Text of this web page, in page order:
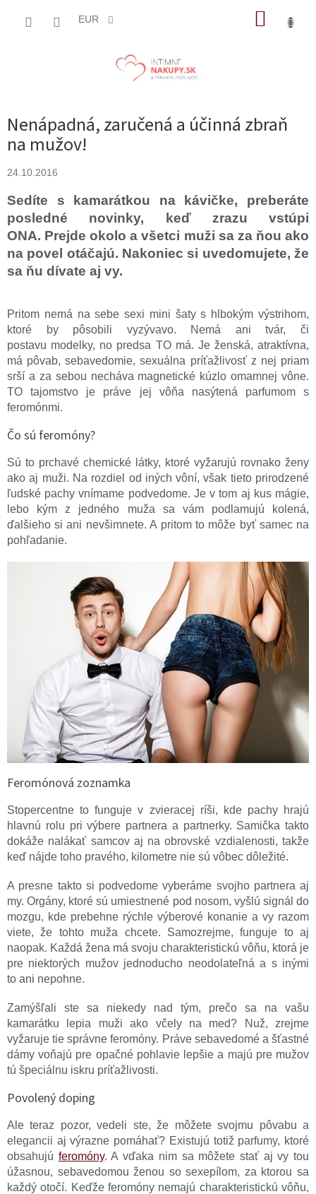
EUR
Nenápadná, zaručená a účinná zbraň
na mužov!
24.10.2016
Sedíte s kamarátkou na kávičke, preberáte
posledné novinky, keď zrazu vstúpi
ONA. Prejde okolo a všetci muži sa za ňou ako
na povel otáčajú. Nakoniec si uvedomujete, že
sa ňu dívate aj vy.
Pritom nemá na sebe sexi mini šaty s hlbokým výstrihom,
ktoré by pôsobili vyzývavo. Nemá ani tvár, či
postavu modelky, no predsa TO má. Je ženská, atraktívna,
má pôvab, sebavedomie, sexuálna príťažlivosť z nej priam
srší a za sebou necháva magnetické kúzlo omamnej vône.
TO tajomstvo je práve jej vôňa nasýtená parfumom s
feromónmi.
Čo sú feromóny?
Sú to prchavé chemické látky, ktoré vyžarujú rovnako ženy
ako aj muži. Na rozdiel od iných vôní, však tieto prirodzené
ľudské pachy vnímame podvedome. Je v tom aj kus mágie,
lebo kým z jedného muža sa vám podlamujú kolená,
ďalšieho si ani nevšimnete. A pritom to môže byť samec na
pohľadanie.
Feromónová zoznamka
Stopercentne to funguje v zvieracej ríši, kde pachy hrajú
hlavnú rolu pri výbere partnera a partnerky. Samička takto
dokáže nalákať samcov aj na obrovské vzdialenosti, takže
keď nájde toho pravého, kilometre nie sú vôbec dôležité.
A presne takto si podvedome vyberáme svojho partnera aj
my. Orgány, ktoré sú umiestnené pod nosom, vyšlú signál do
mozgu, kde prebehne rýchle výberové konanie a vy razom
viete, že tohto muža chcete. Samozrejme, funguje to aj
naopak. Každá žena má svoju charakteristickú vôňu, ktorá je
pre niektorých mužov jednoducho neodolateľná a s inými
to ani nepohne.
Zamýšľali ste sa niekedy nad tým, prečo sa na vašu
kamarátku lepia muži ako včely na med? Nuž, zrejme
vyžaruje tie správne feromóny. Práve sebavedomé a šťastné
dámy voňajú pre opačné pohlavie lepšie a majú pre mužov
tú špeciálnu iskru príťažlivosti.
Povolený doping
Ale teraz pozor, vedeli ste, že môžete svojmu pôvabu a
elegancii aj výrazne pomáhať? Existujú totiž parfumy, ktoré
obsahujú feromóny. A vďaka nim sa môžete stať aj vy tou
úžasnou, sebavedomou ženou so sexepílom, za ktorou sa
každý otočí. Keďže feromóny nemajú charakteristickú vôňu,